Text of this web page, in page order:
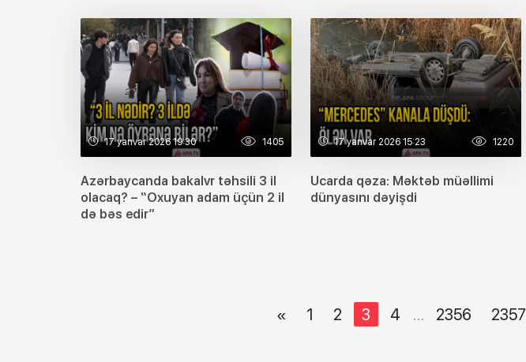
17 yanvar 2026 19:30 1405
Azərbaycanda bakalvr təhsili 3 il
olacaq? – “Oxuyan adam üçün 2 il
də bəs edir”
17 yanvar 2026 15:23 1220
Ucarda qəza: Məktəb müəllimi
dünyasını dəyişdi
« 1 2 3 4 ... 2356 2357